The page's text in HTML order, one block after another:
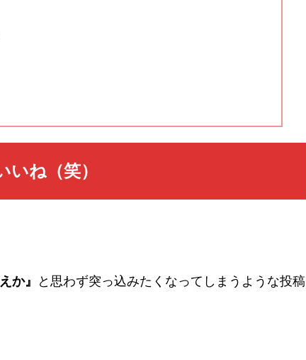
ね（笑）
か』
と思わず突っ込みたくなってしまうような投稿